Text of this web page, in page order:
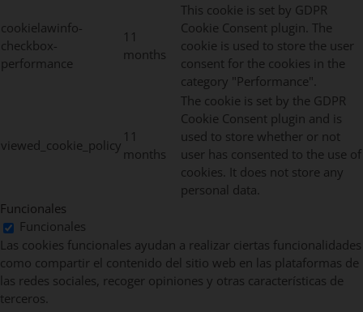
cookielawinfo-
checkbox-
performance
11
months
This cookie is set by GDPR
Cookie Consent plugin. The
cookie is used to store the user
consent for the cookies in the
category "Performance".
viewed_cookie_policy
11
months
The cookie is set by the GDPR
Cookie Consent plugin and is
used to store whether or not
user has consented to the use of
cookies. It does not store any
personal data.
Funcionales
Funcionales
Las cookies funcionales ayudan a realizar ciertas funcionalidades
como compartir el contenido del sitio web en las plataformas de
las redes sociales, recoger opiniones y otras características de
terceros.